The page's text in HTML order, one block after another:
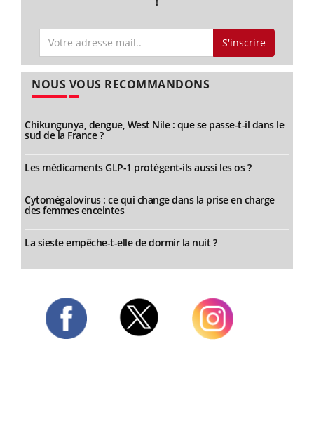
S'inscrire
NOUS VOUS RECOMMANDONS
Chikungunya, dengue, West Nile : que se passe-t-il dans le
sud de la France ?
Les médicaments GLP-1 protègent-ils aussi les os ?
Cytomégalovirus : ce qui change dans la prise en charge
des femmes enceintes
La sieste empêche-t-elle de dormir la nuit ?